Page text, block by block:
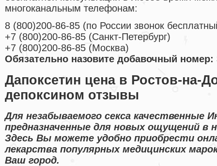
многоканальным телефонам:
8 (800)200-86-85 (по России звонок
+7 (800)200-86-85 (Санкт-Петербург)
+7 (800)200-86-85 (Москва)
Обязательно назовите добавочный номер:
Дапоксетин цена в Ростов-на-
депоксином отзывы
Для незабываемого секса качественные
предназначенные для новых ощущений в
Здесь Вы можете удобно приобрести
лекарства популярных медицинских
Ваш город.